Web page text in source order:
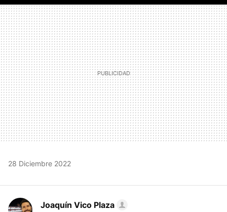
MAIL
28 Diciembre 2022
Joaquín Vico Plaza